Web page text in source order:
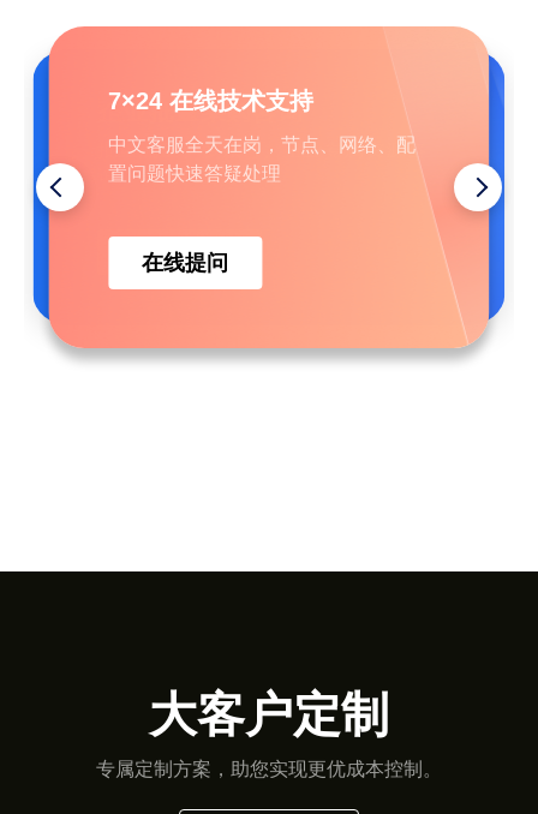
帮助中心
覆盖常见问题、完整操作教程，行业
资讯，可自主查阅
查找答案
7×24 在线技术支持
中文客服全天在岗，节点、网络、配
置问题快速答疑处理
在线提问
企业批量采购咨询
批量流量、多账号、企业专属资源咨
询，享受优惠方案
咨询采购
大客户定制
专属定制方案，助您实现更优成本控制。